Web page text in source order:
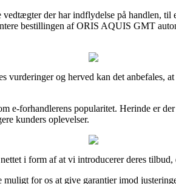
der har indflydelse på handlen,
bestillingen af ORIS AQUIS GMT
og herved kan det
e-forhandlerens popularitet. Herinde er
kunders oplevelser.
i form af at vi introducerer deres
for os at give garantier imod